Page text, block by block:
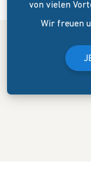
von vielen
Wir freuen